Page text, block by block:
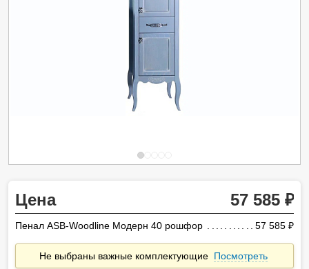
Цена 57 585
Пенал ASB-Woodline Модерн 40 рошфор 57 585
Не выбраны важные комплектующие Посмотреть